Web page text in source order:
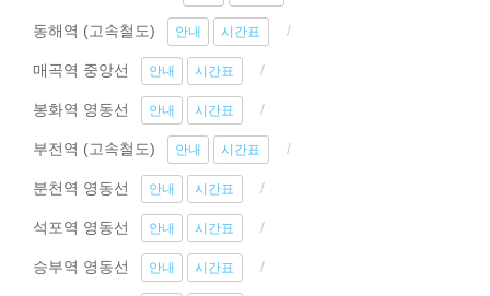
동해역 (고속철도) 안내 시간표
매곡역 중앙선 안내 시간표
봉화역 영동선 안내 시간표
부전역 (고속철도) 안내 시간표
분천역 영동선 안내 시간표
석포역 영동선 안내 시간표
승부역 영동선 안내 시간표